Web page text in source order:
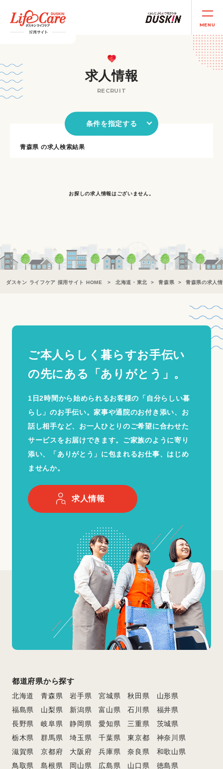
MENU
求人情報
RECRUIT
条件を指定する
青森県 の求人検索結果
お探しの求人情報はございません。
ダスキン ライフケア 採用サイト HOME 北海道・東北 青森県 青森県の求人
ご本人らしく暮らすお手伝い
の先にある「ありがとう」。
1日2時間から始められるお客様の「自分らしい暮
らし」のお手伝い。家事や通院のお付き添い、お
話し相手など、お一人ひとりのご希望に合わせた
サービスをお届けできます。ご家族のように寄り
添い、「ありがとう」に包まれるお仕事、はじめ
ませんか。
求人情報
都道府県から探す
北海道 青森県 岩手県 宮城県 秋田県
山形県
福島県
山梨県 新潟県 富山県 石川県
福井県
長野県
岐阜県 静岡県 愛知県 三重県
茨城県
栃木県
群馬県 埼玉県 千葉県 東京都
神奈川県
滋賀県
京都府 大阪府 兵庫県 奈良県
和歌山県
鳥取県
島根県 岡山県 広島県 山口県
徳島県